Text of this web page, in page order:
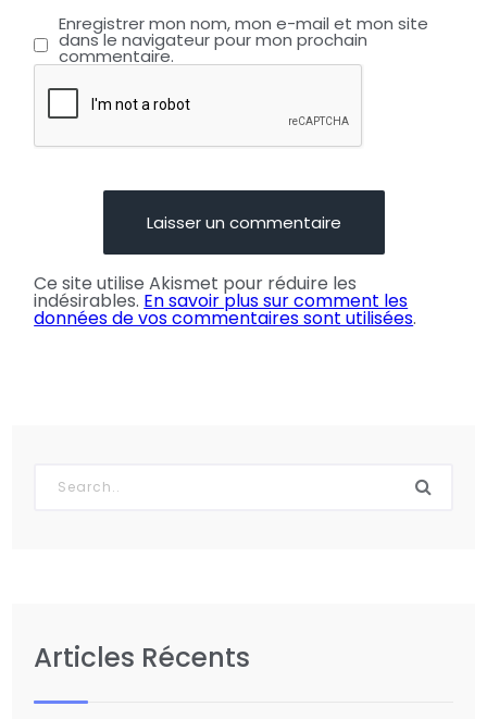
Enregistrer mon nom, mon e-mail et mon site
dans le navigateur pour mon prochain
commentaire.
Ce site utilise Akismet pour réduire les
indésirables. En savoir plus sur comment les
données de vos commentaires sont utilisées.
Articles Récents